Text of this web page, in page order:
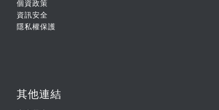
個資政策
資訊安全
隱私權保護
其他連結